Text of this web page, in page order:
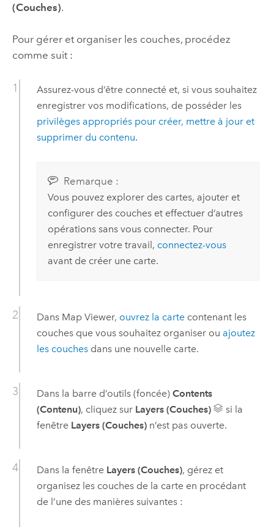
(Couches).
Pour gérer et organiser les couches, procédez
comme suit :
Assurez-vous d’être connecté et, si vous souhaitez
enregistrer vos modifications, de posséder les
privilèges appropriés pour créer, mettre à jour et
supprimer du contenu.
Remarque :
Vous pouvez explorer des cartes, ajouter et
configurer des couches et effectuer d’autres
opérations sans vous connecter. Pour
enregistrer votre travail, connectez-vous
avant de créer une carte.
Dans Map Viewer, ouvrez la cartecontenant les
couches que vous souhaitez organiser ou ajoutez
les couchesdans une nouvelle carte.
Dans la barre d’outils (foncée) Contents
(Contenu), cliquez sur Layers (Couches)
si la
fenêtre Layers (Couches)n’est pas ouverte.
Dans la fenêtre Layers (Couches), gérez et
organisez les couches de la carte en procédant
de l’une des manières suivantes :